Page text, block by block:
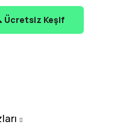
Ücretsiz Keşif